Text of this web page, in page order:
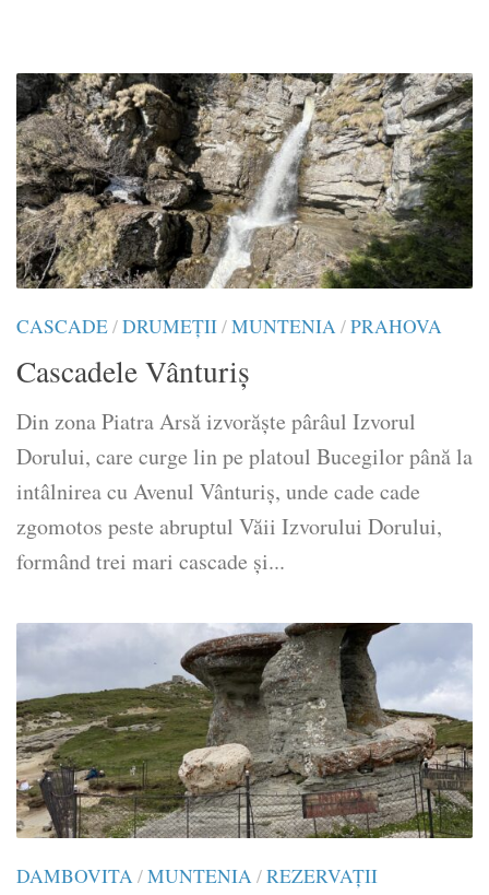
CASCADE/DRUMEŢII/MUNTENIA/PRAHOVA
Cascadele Vânturiș
Din zona Piatra Arsă izvorăște pârâul Izvorul
Dorului, care curge lin pe platoul Bucegilor până la
intâlnirea cu Avenul Vânturiș, unde cade cade
zgomotos peste abruptul Văii Izvorului Dorului,
formând trei mari cascade și...
DAMBOVITA/MUNTENIA/REZERVAȚII